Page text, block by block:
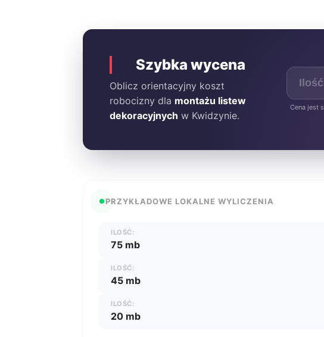
Szybka wycena
Oblicz orientacyjny koszt
robocizny dla montażu listew
dekoracyjnych w Kwidzynie.
Cena jest
PRZYKŁADOWE LOKALNE WYLICZENIA
ILOŚĆ:
75 mb
ILOŚĆ:
45 mb
ILOŚĆ:
20 mb